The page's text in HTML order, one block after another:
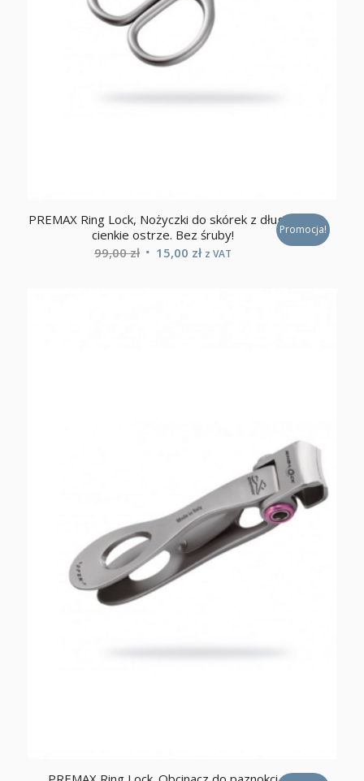
PREMAX Ring Lock, Nożyczki do skórek z długie,
cienkie ostrze. Bez śruby!
99,00zł Pierwotna
15,00 złAktualna
z VAT
Promocja!